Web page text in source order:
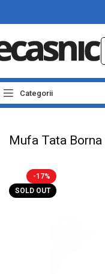
Categorii
Prima pagină Electrice
Mufa Tata
-17%
SOLD OUT